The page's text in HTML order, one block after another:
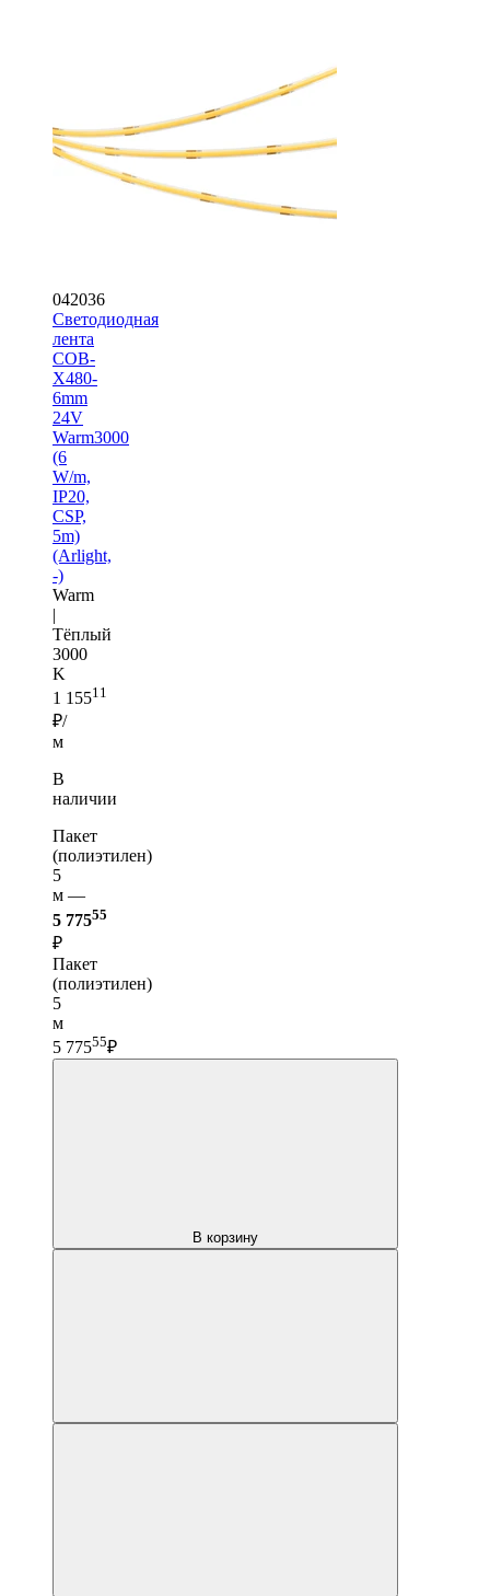
042036
Светодиодная
лента
COB-
X480-
6mm
24V
Warm3000
(6
W/m,
IP20,
CSP,
5m)
(Arlight,
-)
Warm
|
Тёплый
3000
K
1 15511
₽/
м
В
наличии
Пакет
(полиэтилен)
5
м —
5 77555
₽
Пакет
(полиэтилен)
5
м
5 77555₽
В корзину